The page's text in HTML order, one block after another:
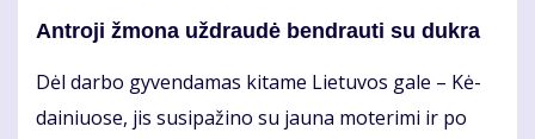
Ant­ro­ji žmo­na už­drau­dė ben­drau­ti su duk­ra
Dėl dar­bo gy­ven­da­mas ki­ta­me Lie­tu­vos ga­le – Kė­
dai­niuo­se, jis su­si­pa­ži­no su jau­na mo­te­ri­mi ir po